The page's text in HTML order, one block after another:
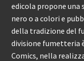
edicola propone una
nero o a colori e
della tradizione del
divisione fumetteria
Comics, nella